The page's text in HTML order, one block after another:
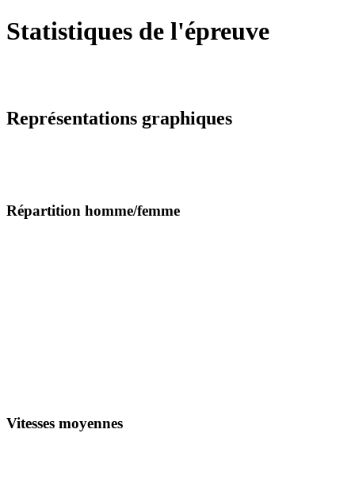
Statistiques de l'épreuve
Représentations graphiques
Répartition homme/femme
Vitesses moyennes